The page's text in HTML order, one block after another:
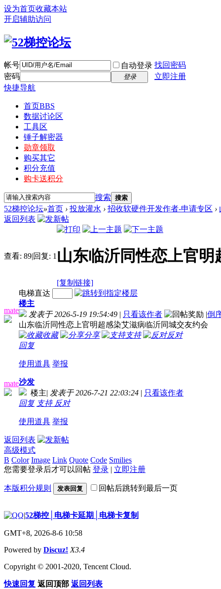
设为首页收藏本站
开启辅助访问
帐号 自动登录 找回密码
密码
登录
立即注册
快捷导航
首页BBS
数据讨论区
工具区
锤子解密器
勋章领取
购买其它
积分充值
购卡送积分
搜索 搜索
52梯控论坛»首页 › 投放灌水 › 招收软硬件开发作者-申请专区 ›
返回列表
查看: 89|回复: 1 山东临沂同性恋上官
[复制链接]
mate
电梯直达
楼主
发表于 2026-5-19 19:54:49 | 只看该作者 |倒
山东临沂同性恋上官明超感染艾滋病临沂同城交友约会
收藏
分享 支持
反对
回复
使用道具 举报
mate沙发
楼主| 发表于 2026-7-21 22:03:24 | 只看该作者
回复 支持 反对
使用道具 举报
返回列表
高级模式
B Color Image Link Quote Code Smilies
您需要登录后才可以回帖 登录 | 立即注册
本版积分规则 发表回复 回帖后跳转到最后一页
|52梯控│电梯卡延期│电梯卡复制
GMT+8, 2026-8-6 10:58
Powered by Discuz! X3.4
Copyright © 2001-2020, Tencent Cloud.
快速回复 返回顶部 返回列表